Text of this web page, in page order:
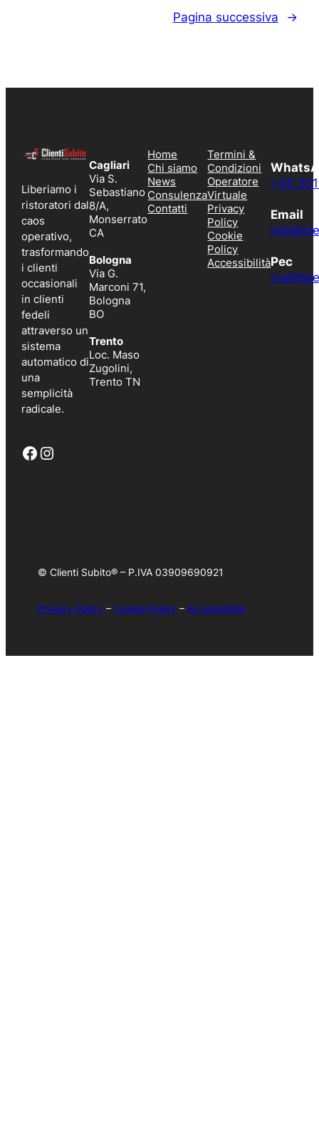
Ristorante:
Conta
Pagina successiva →
Liberiamo i
ristoratori dal
caos
operativo,
trasformando
i clienti
occasionali
in clienti
fedeli
attraverso un
sistema
automatico di
una
semplicità
radicale.
Facebook
Instagram
Cagliari
Via S.
Sebastiano
8/A,
Monserrato
CA
Bologna
Via G.
Marconi 71,
Bologna
BO
Trento
Loc. Maso
Zugolini,
Trento TN
Home
Chi siamo
News
Consulenza
Contatti
Termini &
Condizioni
Operatore
Virtuale
Privacy
Policy
Cookie
Policy
Accessibilità
+39
Email
Pec
© Clienti Subito® – P.IVA 03909690921
Privacy Policy– Cookie Policy– Accessibilità